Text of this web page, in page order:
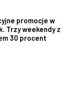
promocje w
Trzy weekendy z
30 procent